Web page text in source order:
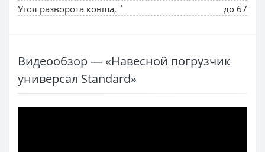
Угол разворота ковша, ˚ до 67
Видеообзор — «Навесной погрузчик
универсал Standard»